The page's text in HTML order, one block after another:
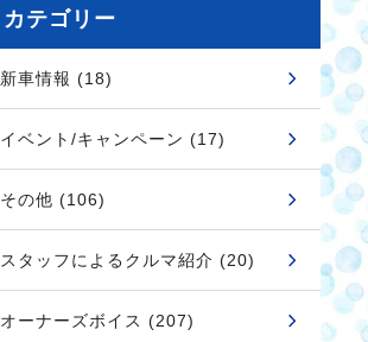
カテゴリー
新車情報 (18)
イベント/キャンペーン (17)
その他 (106)
スタッフによるクルマ紹介 (20)
オーナーズボイス (207)